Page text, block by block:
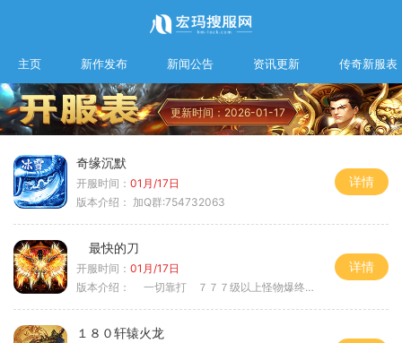
主页 新作发布 新闻公告 资讯更新 传奇新服表
更新时间：2026-01-17
奇缘沉默
开服时间： 01月/17日
版本介绍： 加Q群:754732063
详情
最快的刀
开服时间： 01月/17日
版本介绍：
一切靠打 ７７７级以上怪物爆终极
详情
１８０轩辕火龙